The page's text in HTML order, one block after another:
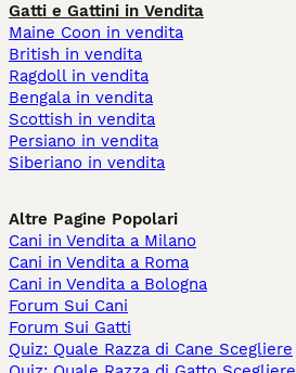
Gatti e Gattini in Vendita
Maine Coon in vendita
British in vendita
Ragdoll in vendita
Bengala in vendita
Scottish in vendita
Persiano in vendita
Siberiano in vendita
Altre Pagine Popolari
Cani in Vendita a Milano
Cani in Vendita a Roma
Cani in Vendita a Bologna
Forum Sui Cani
Forum Sui Gatti
Quiz: Quale Razza di Cane Scegliere